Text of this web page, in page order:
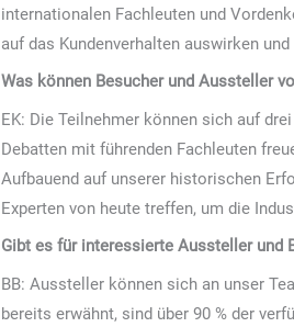
internationalen Fachleuten und
auf das Kundenverhalten auswirken
Was können Besucher und Aussteller
EK: Die Teilnehmer können sich auf
Debatten mit führenden Fachleuten
Aufbauend auf unserer historischen
Experten von heute treffen, um die
Gibt es für interessierte Aussteller und
BB: Aussteller können sich an unser
bereits erwähnt, sind über 90 % der